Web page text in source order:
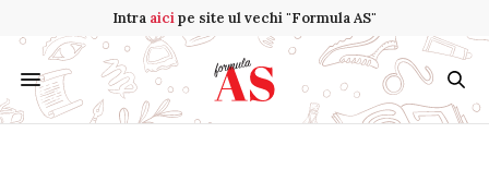
Intra aicipe site ul vechi "Formula AS"